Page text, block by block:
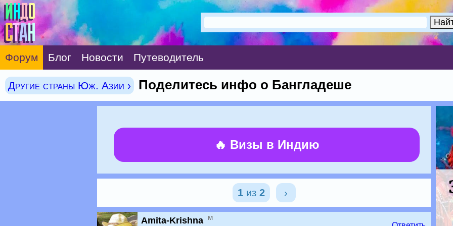
Форум Блог Новости Путеводитель
Другие страны Юж. Азии › Поделитесь инфо о Бангладеше
🔥 Визы в Индию
1из 2 ›
Amita-Krishna м